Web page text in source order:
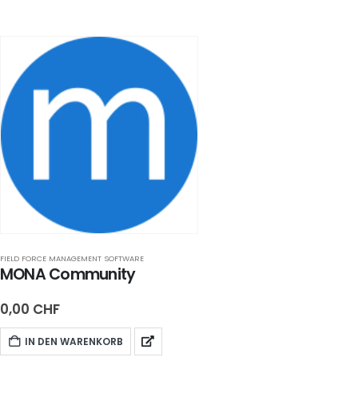
FIELD FORCE MANAGEMENT SOFTWARE
MONA Community
0,00 CHF
IN DEN WARENKORB